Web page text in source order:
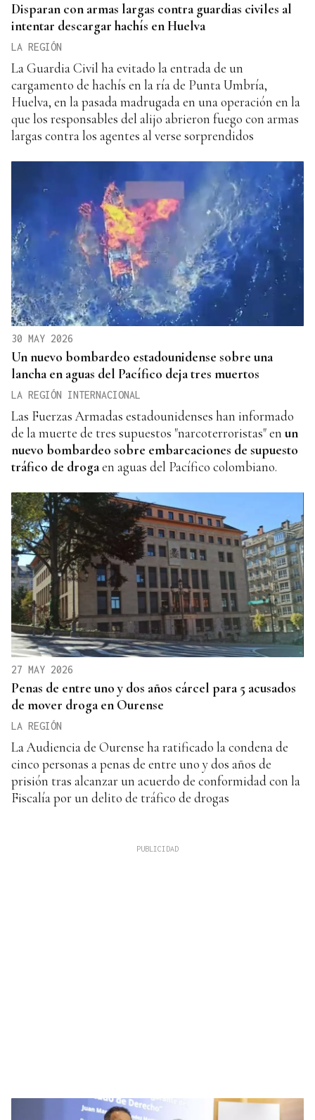
Disparan con armas largas contra guardias civiles al
intentar descargar hachís en Huelva
LA REGIÓN
La Guardia Civil ha evitado la entrada de un
cargamento de hachís en la ría de Punta Umbría,
Huelva, en la pasada madrugada en una operación en la
que los responsables del alijo abrieron fuego con armas
largas contra los agentes al verse sorprendidos
30 MAY 2026
Un nuevo bombardeo estadounidense sobre una
lancha en aguas del Pacífico deja tres muertos
LA REGIÓN INTERNACIONAL
Las Fuerzas Armadas estadounidenses han informado
de la muerte de tres supuestos "narcoterroristas" en un
nuevo bombardeo sobre embarcaciones de supuesto
tráfico de drogaen aguas del Pacífico colombiano.
27 MAY 2026
Penas de entre uno y dos años cárcel para 5 acusados
de mover droga en Ourense
LA REGIÓN
La Audiencia de Ourense ha ratificado la condena de
cinco personas a penas de entre uno y dos años de
prisión tras alcanzar un acuerdo de conformidad con la
Fiscalía por un delito de tráfico de drogas